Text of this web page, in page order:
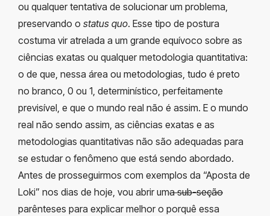
ou qualquer tentativa de solucionar um problema,
preservando o status quo. Esse tipo de postura
costuma vir atrelada a um grande equívoco sobre as
ciências exatas ou qualquer metodologia quantitativa:
o de que, nessa área ou metodologias, tudo é preto
no branco, 0 ou 1, determinístico, perfeitamente
previsível, e que o mundo real não é assim. E o mundo
real não sendo assim, as ciências exatas e as
metodologias quantitativas não são adequadas para
se estudar o fenômeno que está sendo abordado.
Antes de prosseguirmos com exemplos da “Aposta de
Loki” nos dias de hoje, vou abrir uma sub-seção
parênteses para explicar melhor o porquê essa